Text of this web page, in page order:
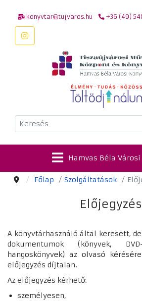
konyvtar@tujvaros.hu +36 (49)
Keresés
Hamvas Béla
Főlap Szolgáltatások
Előjegyzés
A könyvtárhasználó által keresett,
dokumentumok (könyvek,
hangoskönyvek) az olvasó
előjegyzés díjtalan.
Az előjegyzés kérhető:
személyesen,